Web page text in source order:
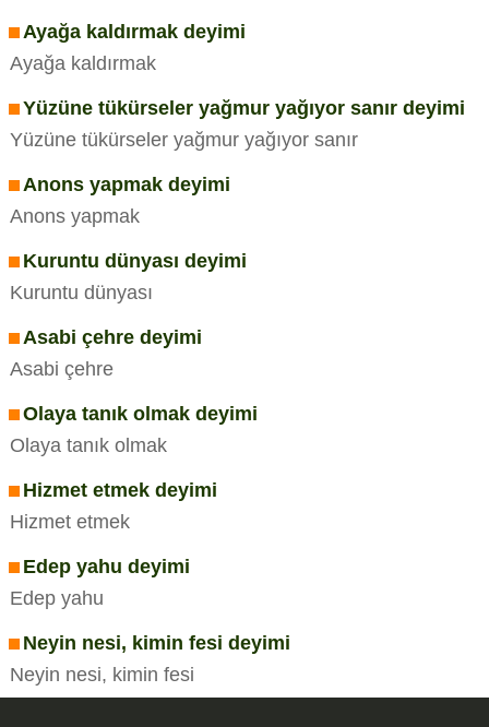
Ayağa kaldırmak deyimi
Ayağa kaldırmak
Yüzüne tükürseler yağmur yağıyor sanır deyimi
Yüzüne tükürseler yağmur yağıyor sanır
Anons yapmak deyimi
Anons yapmak
Kuruntu dünyası deyimi
Kuruntu dünyası
Asabi çehre deyimi
Asabi çehre
Olaya tanık olmak deyimi
Olaya tanık olmak
Hizmet etmek deyimi
Hizmet etmek
Edep yahu deyimi
Edep yahu
Neyin nesi, kimin fesi deyimi
Neyin nesi, kimin fesi